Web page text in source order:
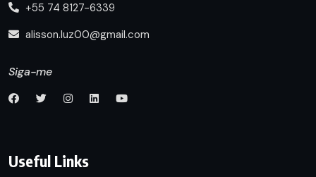
+55 74 8127-6339
alisson.luz00@gmail.com
Siga-me
Useful Links